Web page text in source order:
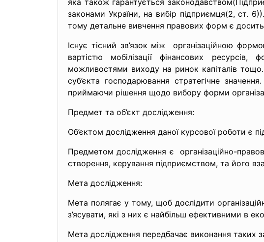
яка також гарантується
законами України, на вибір підприємця(2, ст.
тому детальне вивчення правових форм є
Існує тісний зв’язок між організаційною
вартістю мобілізації фінансових
можливостями виходу на ринок капіталів тощо.
суб’єкта господарювання стратегічне
приймаючи рішення щодо вибору форми
Предмет та об’єкт дослідження:
Об’єктом дослідження даної курсової роботи є
Предметом дослідження є організаційно-
створення, керування підприємством, та його
Мета дослідження:
Мета полягає у тому, щоб дослідити
з’ясувати, які з них є найбільш ефективними в
Мета дослідження передбачає виконання таких